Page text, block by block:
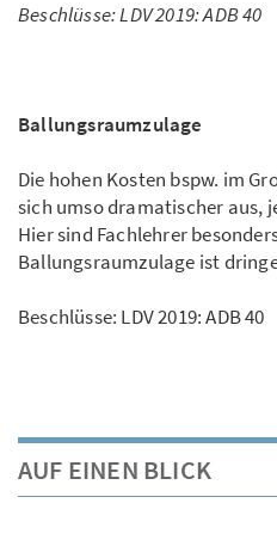
Beschlüsse: LDV 2019: ADB 40
Ballungsraumzulage
Die hohen Kosten bspw. im
sich umso dramatischer aus,
Hier sind Fachlehrer
Ballungsraumzulage ist
Beschlüsse: LDV 2019: ADB 40
AUF EINEN BLICK